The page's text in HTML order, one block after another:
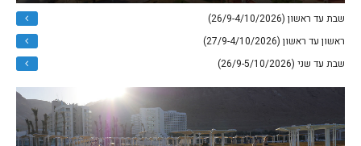
שבת עד ראשון (26/9-4/10/2026)
ראשון עד ראשון (27/9-4/10/2026)
שבת עד שני (26/9-5/10/2026)